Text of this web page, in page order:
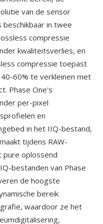
van de sensor
in twee
compressie
kwaliteitsverlies, en
compressie toepast
60% te verkleinen met
Phase One's
per-pixel
en
in het IIQ-bestand,
tijdens RAW-
pure oplossend
bestanden van Phase
de hoogste
bereik
waardoor ze het